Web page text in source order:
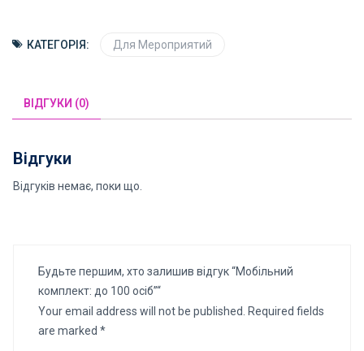
КАТЕГОРІЯ: Для Мероприятий
ВІДГУКИ (0)
Відгуки
Відгуків немає, поки що.
Будьте першим, хто залишив відгук “Мобільний
комплект: до 100 осіб”“
Your email address will not be published.
Required fields
are marked *